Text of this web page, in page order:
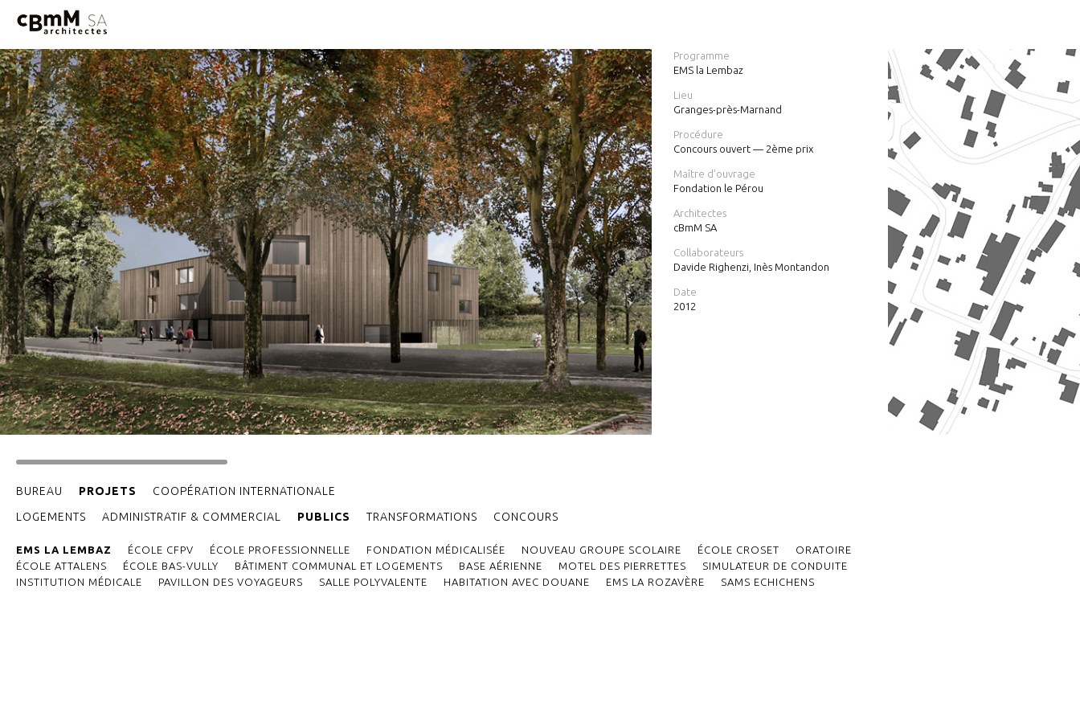
BUREAU
PROJETS
LOGEMENTS
ADMINISTRATIF & COMMERCIAL PUBLICS
EMS LA LEMBAZ ÉCOLE CFPV ÉCOLE PROFESSIONNELLE FONDATION MÉDICALISÉE NOUVEAU GROUPE SCOLAIRE ÉCOLE CROSET
ORATOIRE
ÉCOLE ATTALENS
ÉCOLE BAS-VULLY BÂTIMENT COMMUNAL ET LOGEMENTS BASE AÉRIENNE MOTEL DES PIERRETTES
SIMULATEUR DE CONDUITE
INSTITUTION MÉDICALE
PAVILLON DES VOYAGEURS SALLE POLYVALENTE HABITATION AVEC DOUANE EMS LA ROZAVÈRE SAMS ECHICHENS
TRANSFORMATIONS CONCOURS
COOPÉRATION INTERNATIONALE
Programme
EMS la Lembaz
Lieu
Granges-près-Marnand
Procédure
Concours ouvert — 2ème prix
Maître d’ouvrage
Fondation le Pérou
Architectes
cBmM SA
Collaborateurs
Davide Righenzi, Inès Montandon
Date
2012